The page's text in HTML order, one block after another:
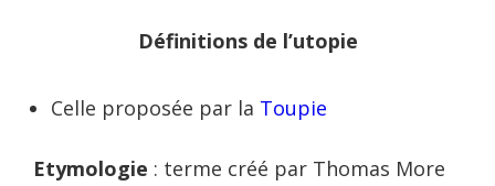
Définitions de l’utopie
Celle proposée par la Toupie
Etymologie : terme créé par Thomas More